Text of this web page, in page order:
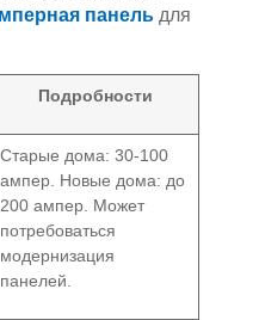
панель для
Подробности
Старые дома: 30-100
ампер. Новые дома: до
200 ампер. Может
потребоваться
модернизация
панелей.